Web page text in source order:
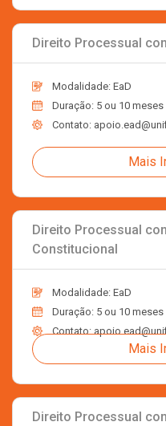
Direito Processual
Modalidade: EaD
Duração: 5 ou 10 meses
Contato:
Mais
Direito Processual
Constitucional
Modalidade: EaD
Duração: 5 ou 10 meses
Contato:
Mais
Direito Processual